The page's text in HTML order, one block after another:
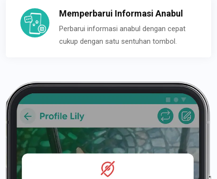
Memperbarui Informasi Anabul
Perbarui informasi anabul dengan cepat
cukup dengan satu sentuhan tombol.